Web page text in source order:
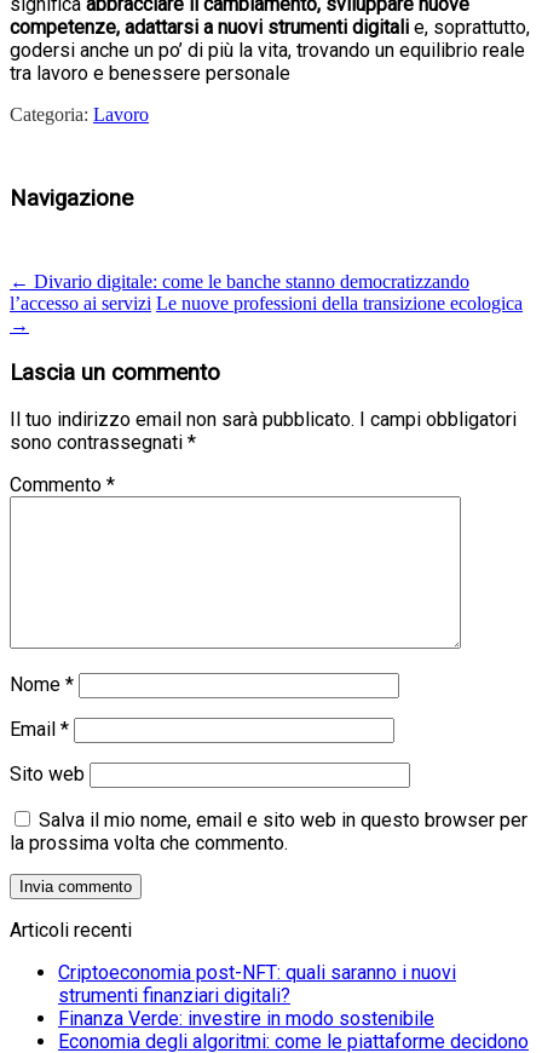
significa abbracciare il cambiamento, sviluppare nuove
competenze, adattarsi a nuovi strumenti digitali e, soprattutto,
godersi anche un po’ di più la vita, trovando un equilibrio reale
tra lavoro e benessere personale
Categoria: Lavoro
Navigazione
← Divario digitale: come le banche stanno democratizzando
l’accesso ai servizi Le nuove professioni della transizione ecologica
→
Lascia un commento
Il tuo indirizzo email non sarà pubblicato.
I campi obbligatori
sono contrassegnati *
Commento *
Nome *
Email *
Sito web
Salva il mio nome, email e sito web in questo browser per
la prossima volta che commento.
Articoli recenti
Criptoeconomia post-NFT: quali saranno i nuovi
strumenti finanziari digitali?
Finanza Verde: investire in modo sostenibile
Economia degli algoritmi: come le piattaforme decidono